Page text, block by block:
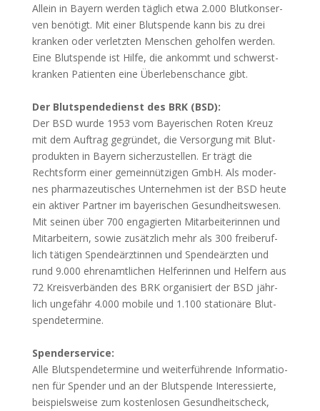
Allein in Bay­ern wer­den täg­lich etwa 2.000 Blut­kon­ser­
ven benö­tigt. Mit einer Blut­spen­de kann bis zu drei
kran­ken oder ver­letz­ten Men­schen gehol­fen wer­den.
Eine Blut­spen­de ist Hil­fe, die ankommt und schwerst­
kran­ken Pati­en­ten eine Über­le­bens­chan­ce gibt.
Der Blut­spen­de­dienst des BRK (BSD):
Der BSD wur­de 1953 vom Baye­ri­schen Roten Kreuz
mit dem Auf­trag gegrün­det, die Ver­sor­gung mit Blut­
pro­duk­ten in Bay­ern sicher­zu­stel­len. Er trägt die
Rechts­form einer gemein­nüt­zi­gen GmbH. Als moder­
nes phar­ma­zeu­ti­sches Unter­neh­men ist der BSD heu­te
ein akti­ver Part­ner im baye­ri­schen Gesund­heits­we­sen.
Mit sei­nen über 700 enga­gier­ten Mit­ar­bei­te­rin­nen und
Mit­ar­bei­tern, sowie zusätz­lich mehr als 300 frei­be­ruf­
lich täti­gen Spen­de­ärz­tin­nen und Spen­de­ärz­ten und
rund 9.000 ehren­amt­li­chen Hel­fe­rin­nen und Hel­fern aus
72 Kreis­ver­bän­den des BRK orga­ni­siert der BSD jähr­
lich unge­fähr 4.000 mobi­le und 1.100 sta­tio­nä­re Blut­
spen­de­ter­mi­ne.
Spen­der­ser­vice:
Alle Blut­spen­de­ter­mi­ne und wei­ter­füh­ren­de Infor­ma­tio­
nen für Spen­der und an der Blut­spen­de Inter­es­sier­te,
bei­spiels­wei­se zum kos­ten­lo­sen Gesund­heits­check,